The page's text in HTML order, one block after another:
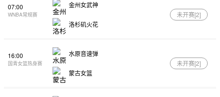
07:00
WNBA常规赛
金州女武神
洛杉矶火花
未开赛[2]
16:00
国青女篮热身赛
水原音速弹
蒙古女篮
未开赛[2]